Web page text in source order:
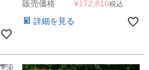
BLM-1707」 2点セット
販売価格 ¥172,810税込
詳細を見る